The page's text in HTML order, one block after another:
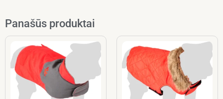
Panašūs produktai